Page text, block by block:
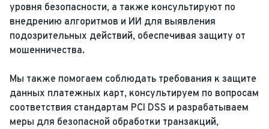
уровня безопасности, а также консультируют по
внедрению алгоритмов и ИИ для выявления
подозрительных действий, обеспечивая защиту от
мошенничества.
Мы также помогаем соблюдать требования к защите
данных платежных карт, консультируем по вопросам
соответствия стандартам PCI DSS и разрабатываем
меры для безопасной обработки транзакций,